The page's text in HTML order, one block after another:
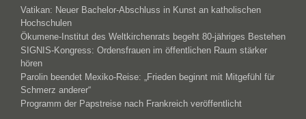
Vatikan: Neuer Bachelor-Abschluss in Kunst an katholischen
Hochschulen
Ökumene-Institut des Weltkirchenrats begeht 80-jähriges Bestehen
SIGNIS-Kongress: Ordensfrauen im öffentlichen Raum stärker
hören
Parolin beendet Mexiko-Reise: „Frieden beginnt mit Mitgefühl für
Schmerz anderer“
Programm der Papstreise nach Frankreich veröffentlicht